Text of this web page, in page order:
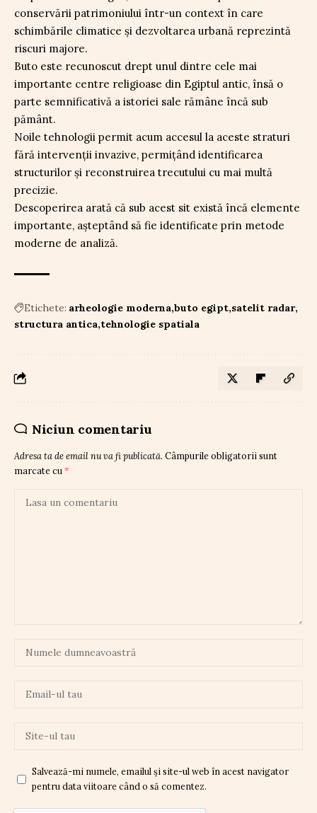
conservării patrimoniului într-un context în care
schimbările climatice și dezvoltarea urbană reprezintă
riscuri majore.
Buto este recunoscut drept unul dintre cele mai
importante centre religioase din Egiptul antic, însă o
parte semnificativă a istoriei sale rămâne încă sub
pământ.
Noile tehnologii permit acum accesul la aceste straturi
fără intervenții invazive, permițând identificarea
structurilor și reconstruirea trecutului cu mai multă
precizie.
Descoperirea arată că sub acest sit există încă elemente
importante, așteptând să fie identificate prin metode
moderne de analiză.
Etichete: arheologie moderna buto egipt satelit radar
structura antica tehnologie spatiala
Niciun comentariu
Adresa ta de email nu va fi publicată. Câmpurile obligatorii sunt
marcate cu*
Salvează-mi numele, emailul și site-ul web în acest navigator
pentru data viitoare când o să comentez.